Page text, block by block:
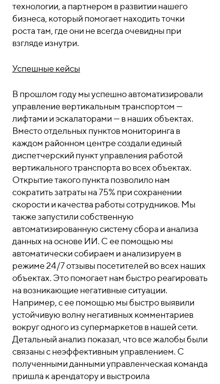
технологии, а партнером в развитии нашего
бизнеса, который помогает находить точки
роста там, где они не всегда очевидны при
взгляде изнутри.
Успешные кейсы
В прошлом году мы успешно автоматизировали
управление вертикальным транспортом —
лифтами и эскалаторами — в наших объектах.
Вместо отдельных пунктов мониторинга в
каждом районном центре создали единый
диспетчерский пункт управления работой
вертикального транспорта во всех объектах.
Открытие такого пункта позволило нам
сократить затраты на 75% при сохранении
скорости и качества работы сотрудников. Мы
также запустили собственную
автоматизированную систему сбора и анализа
данных на основе ИИ. С ее помощью мы
автоматически собираем и анализируем в
режиме 24/7 отзывы посетителей во всех наших
объектах. Это помогает нам быстро реагировать
на возникающие негативные ситуации.
Например, с ее помощью мы быстро выявили
устойчивую волну негативных комментариев
вокруг одного из супермаркетов в нашей сети.
Детальный анализ показал, что все жалобы были
связаны с неэффективным управлением. С
полученными данными управленческая команда
пришла к арендатору и выстроила